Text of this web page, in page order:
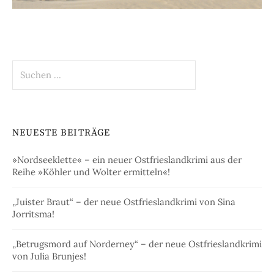
nach:
NEUESTE BEITRÄGE
»Nordseeklette« – ein neuer Ostfrieslandkrimi aus der
Reihe »Köhler und Wolter ermitteln«!
„Juister Braut“ – der neue Ostfrieslandkrimi von Sina
Jorritsma!
„Betrugsmord auf Norderney“ – der neue Ostfrieslandkrimi
von Julia Brunjes!